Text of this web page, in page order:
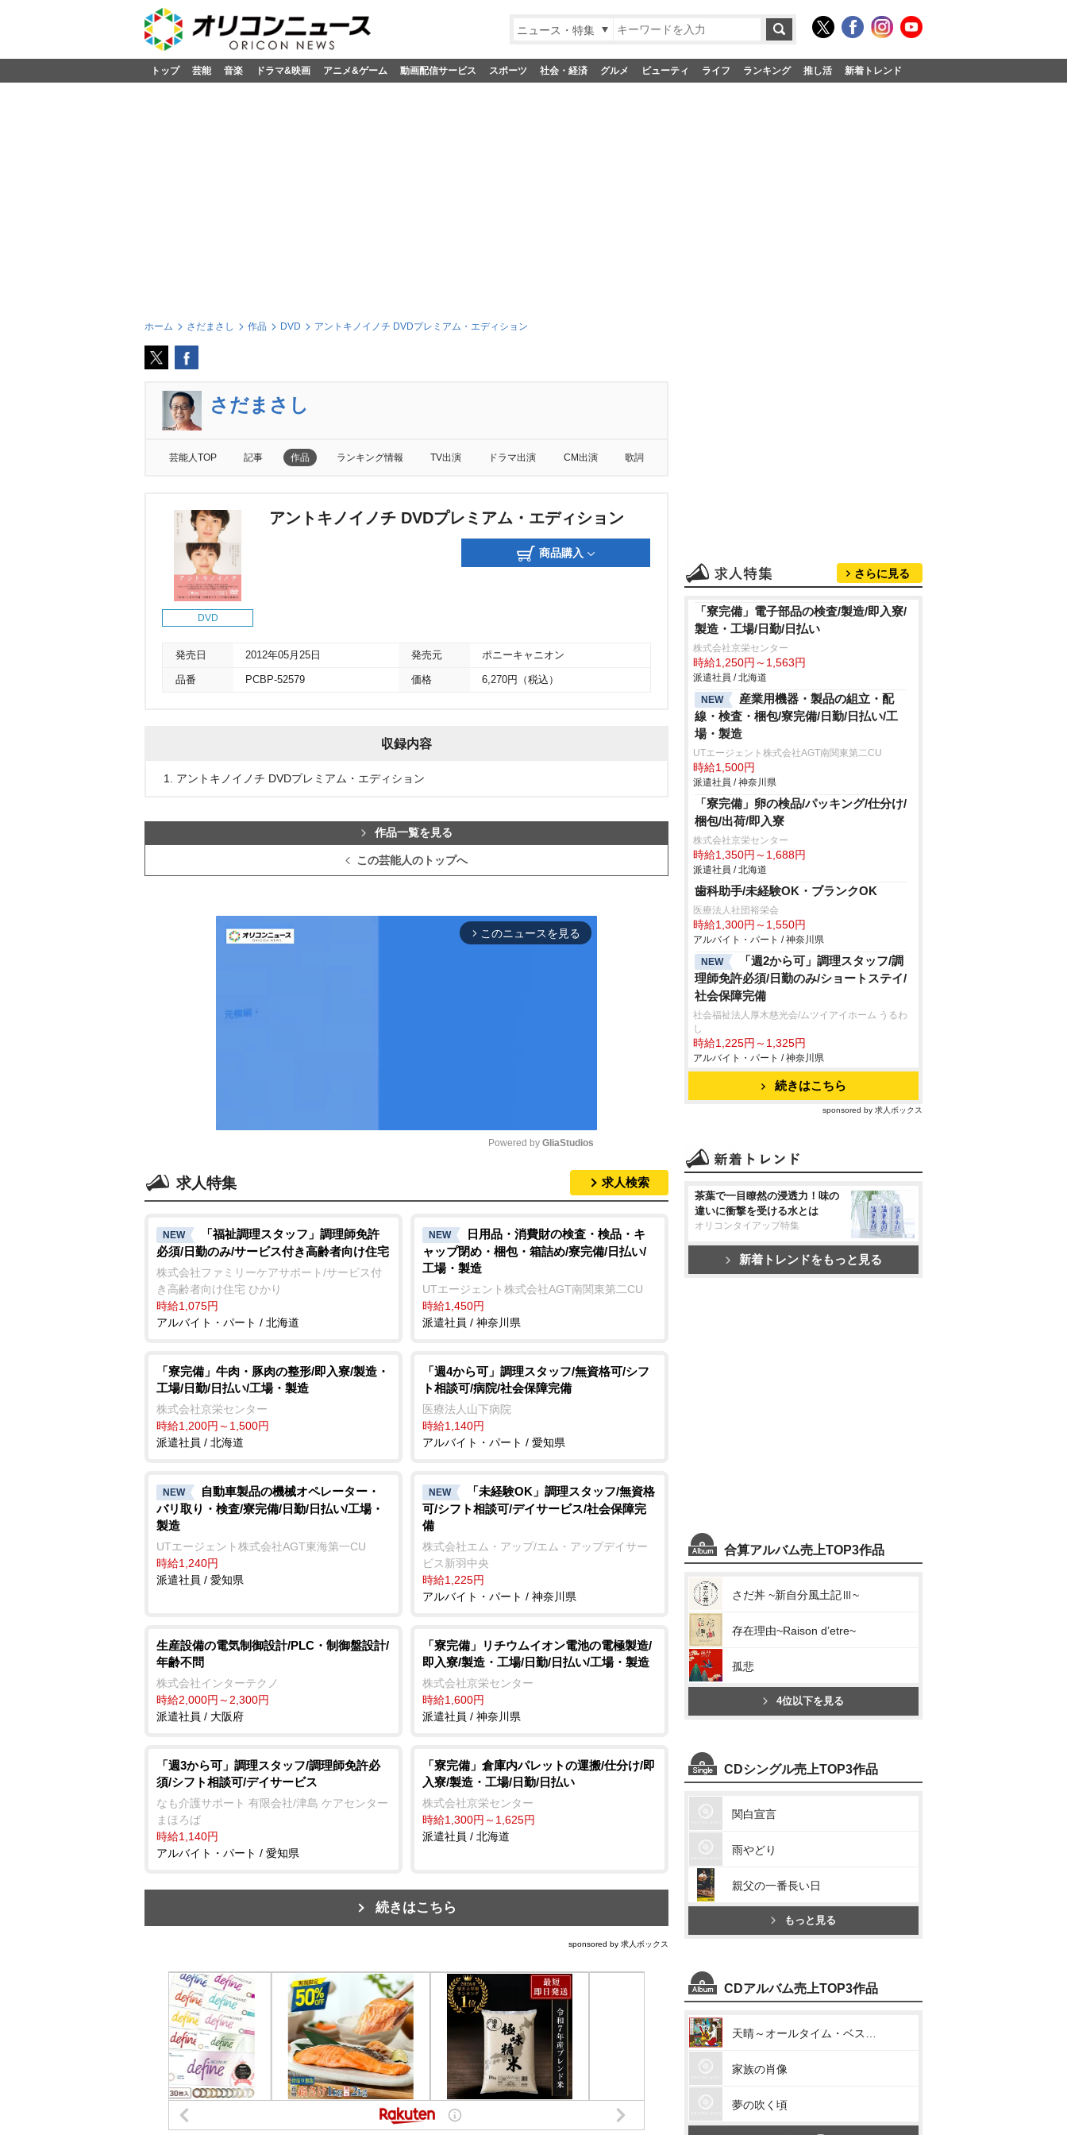
ニュース・特集
トップ 芸能 音楽 ドラマ&映画 アニメ&ゲーム 動画配信サービス スポーツ 社会・経済 グルメ ビューティ ライフ ランキング 推し活 新着トレンド
ホーム さだまさし 作品 DVD アントキノイノチ DVDプレミアム・エディション
さだまさし
芸能人TOP 記事 作品 ランキング情報 TV出演 ドラマ出演 CM出演 歌詞
DVD
アントキノイノチ DVDプレミアム・エディション
商品購入
発売日 2012年05月25日 発売元 ポニーキャニオン
品番 PCBP-52579 価格 6,270円（税込）
収録内容
1. アントキノイノチ DVDプレミアム・エディション
作品一覧を見る
この芸能人のトップへ
arrow_forward_ios このニュースを見る
t
e
Powered by GliaStudios
求人特集 求人検索
NEW
「福祉調理スタッフ」調理師免許
必須/日勤のみ/サービス付き高齢者向け住宅
株式会社ファミリーケアサポート/サービス付
き高齢者向け住宅 ひかり
時給1,075円
アルバイト・パート / 北海道
NEW
日用品・消費財の検査・検品・キ
ャップ閉め・梱包・箱詰め/寮完備/日払い/
工場・製造
UTエージェント株式会社AGT南関東第二CU
時給1,450円
派遣社員 / 神奈川県
「寮完備」牛肉・豚肉の整形/即入寮/製造・
工場/日勤/日払い/工場・製造
株式会社京栄センター
時給1,200円～1,500円
派遣社員 / 北海道
「週4から可」調理スタッフ/無資格可/シフ
ト相談可/病院/社会保障完備
医療法人山下病院
時給1,140円
アルバイト・パート / 愛知県
NEW
自動車製品の機械オペレーター・
バリ取り・検査/寮完備/日勤/日払い/工場・
製造
UTエージェント株式会社AGT東海第一CU
時給1,240円
派遣社員 / 愛知県
NEW
「未経験OK」調理スタッフ/無資格
可/シフト相談可/デイサービス/社会保障完
備
株式会社エム・アップ/エム・アップデイサー
ビス新羽中央
時給1,225円
アルバイト・パート / 神奈川県
生産設備の電気制御設計/PLC・制御盤設計/
年齢不問
株式会社インターテクノ
時給2,000円～2,300円
派遣社員 / 大阪府
「寮完備」リチウムイオン電池の電極製造/
即入寮/製造・工場/日勤/日払い/工場・製造
株式会社京栄センター
時給1,600円
派遣社員 / 神奈川県
「週3から可」調理スタッフ/調理師免許必
須/シフト相談可/デイサービス
なも介護サポート 有限会社/津島 ケアセンター
まほろば
時給1,140円
アルバイト・パート / 愛知県
「寮完備」倉庫内パレットの運搬/仕分け/即
入寮/製造・工場/日勤/日払い
株式会社京栄センター
時給1,300円～1,625円
派遣社員 / 北海道
続きはこちら
sponsored by 求人ボックス
さらに見る
「寮完備」電子部品の検査/製造/即入寮/
製造・工場/日勤/日払い
株式会社京栄センター
時給1,250円～1,563円
派遣社員 / 北海道
NEW
産業用機器・製品の組立・配
線・検査・梱包/寮完備/日勤/日払い/工
場・製造
UTエージェント株式会社AGT南関東第二CU
時給1,500円
派遣社員 / 神奈川県
「寮完備」卵の検品/パッキング/仕分け/
梱包/出荷/即入寮
株式会社京栄センター
時給1,350円～1,688円
派遣社員 / 北海道
歯科助手/未経験OK・ブランクOK
医療法人社団裕栄会
時給1,300円～1,550円
アルバイト・パート / 神奈川県
NEW
「週2から可」調理スタッフ/調
理師免許必須/日勤のみ/ショートステイ/
社会保障完備
社会福祉法人厚木慈光会/ムツイアイホーム うるわ
し
時給1,225円～1,325円
アルバイト・パート / 神奈川県
続きはこちら
sponsored by 求人ボックス
茶葉で一目瞭然の浸透力！味の
違いに衝撃を受ける水とは
オリコンタイアップ特集
新着トレンドをもっと見る
合算アルバム売上TOP3作品
さだ丼 ~新自分風土記Ⅲ~
存在理由~Raison d’etre~
孤悲
4位以下を見る
CDシングル売上TOP3作品
関白宣言
雨やどり
親父の一番長い日
もっと見る
CDアルバム売上TOP3作品
家族の肖像
夢の吹く頃